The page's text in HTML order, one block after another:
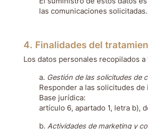
las comunicaciones solicitadas.
4. Finalidades del
Los datos personales recopilados
Gestión de las solicitudes de
Responder a las solicitudes
Base jurídica:
artículo 6, apartado 1, letra b),
Actividades de marketing y